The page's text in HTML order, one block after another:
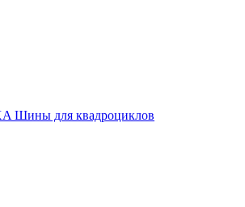
Шины для квадроциклов